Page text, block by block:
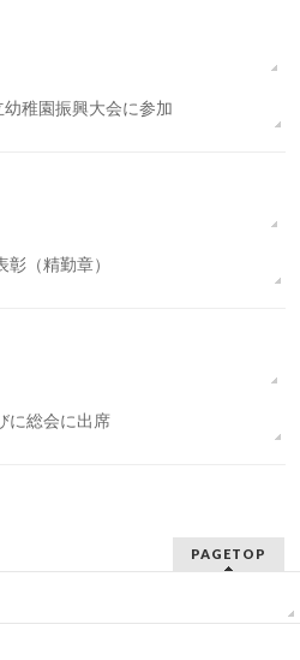
稚園振興大会に参加
（精勤章）
に総会に出席
PAGETOP